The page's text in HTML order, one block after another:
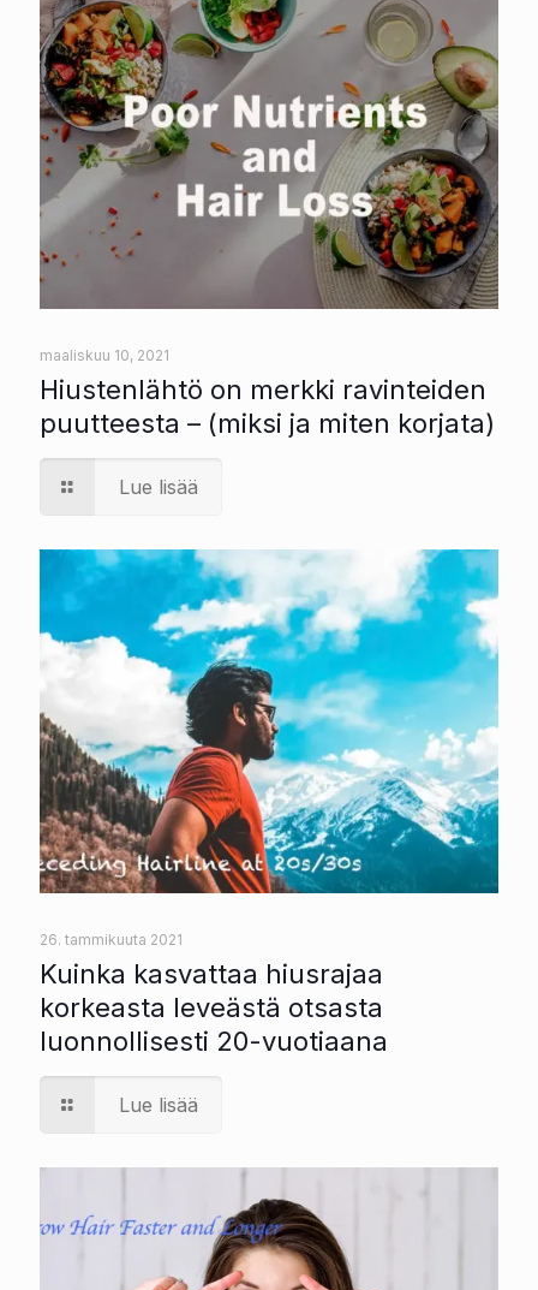
maaliskuu 10, 2021
Hiustenlähtö on merkki ravinteiden
puutteesta – (miksi ja miten korjata)
Lue lisää
26. tammikuuta 2021
Kuinka kasvattaa hiusrajaa
korkeasta leveästä otsasta
luonnollisesti 20-vuotiaana
Lue lisää